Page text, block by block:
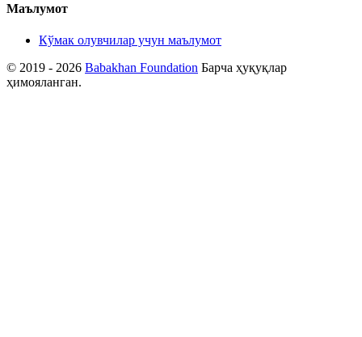
Маълумот
Кўмак олувчилар учун маълумот
© 2019 - 2026 Babakhan Foundation Барча ҳуқуқлар
ҳимояланган.